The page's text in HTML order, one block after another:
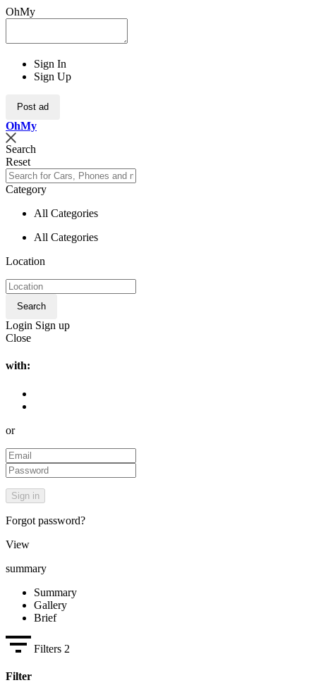
OhMy
Sign In
Sign Up
Post ad
OhMy
Search
Reset
Category
All Categories
All Categories
Location
Search
Login Sign up
Close
with:
or
Forgot password?
View
summary
Summary
Gallery
Brief
Filters 2
Filter